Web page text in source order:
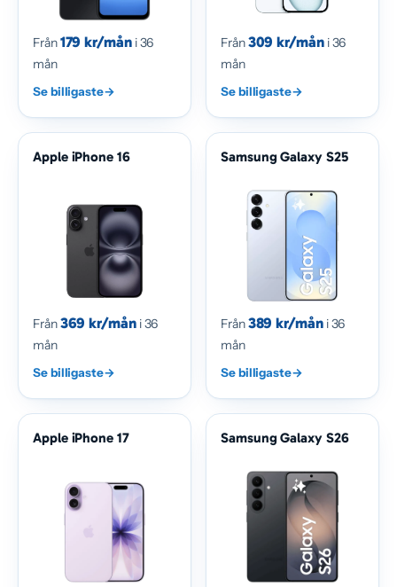
Från179 kr/måni 36
mån
Se billigaste→
Från309 kr/måni 36
mån
Se billigaste→
Apple iPhone 16
Från369 kr/måni 36
mån
Se billigaste→
Samsung Galaxy S25
Från389 kr/måni 36
mån
Se billigaste→
Apple iPhone 17 Samsung Galaxy S26